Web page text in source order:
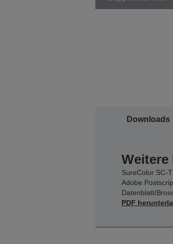
Downloads
SureColor SC-
Adobe
Datenblatt/
PDF